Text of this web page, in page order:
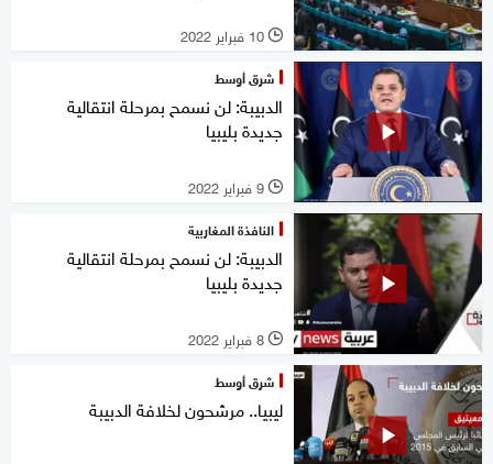
l 10 فبراير 2022
شرق أوسط
الدبيبة: لن نسمح بمرحلة انتقالية
جديدة بليبيا
l 9 فبراير 2022
النافذة المغاربية
الدبيبة: لن نسمح بمرحلة انتقالية
جديدة بليبيا
l 8 فبراير 2022
شرق أوسط
ليبيا.. مرشحون لخلافة الدبيبة